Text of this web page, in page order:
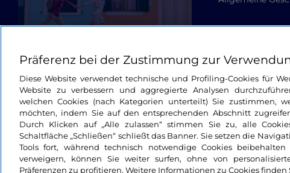
Präferenz bei der Zustimmung zur
Diese Website verwendet technische und Profiling-Cookies für
Website zu verbessern und aggregierte Analysen
welchen Cookies (nach Kategorien unterteilt) Sie zustimmen,
möchten, indem Sie auf den entsprechenden Abschnitt
Durch Klicken auf „Alle zulassen“ stimmen Sie zu, alle
Schaltfläche „Schließen“ schließt das Banner. Sie setzen die
Tools fort, während technisch notwendige Cookies
verweigern, können Sie weiter surfen, ohne von
Präferenzen zu profitieren. Weitere Informationen zu Cookies finden